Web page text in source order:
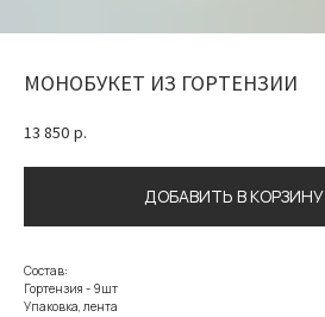
МОНОБУКЕТ ИЗ ГОРТЕНЗИИ
13 850 р.
ДОБАВИТЬ В КОРЗИНУ
Состав:
Гортензия - 9шт
Упаковка, лента